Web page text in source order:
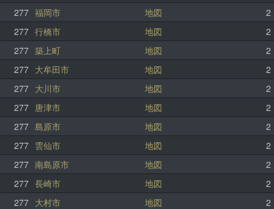
277 福岡市 地図
2
277 行橋市 地図
2
277 築上町 地図
2
277 大牟田市 地図
2
277 大川市 地図
2
277 唐津市 地図
2
277 島原市 地図
2
277 雲仙市 地図
2
277 南島原市 地図
2
277 長崎市 地図
2
277 大村市 地図
2